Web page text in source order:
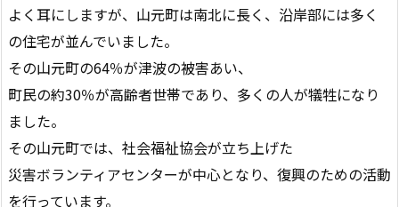
よく耳にしますが、山元町は南北に長く、沿岸部には多く
の住宅が並んでいました。
その山元町の64％が津波の被害あい、
町民の約30％が高齢者世帯であり、多くの人が犠牲になり
ました。
その山元町では、社会福祉協会が立ち上げた
災害ボランティアセンターが中心となり、復興のための活動
を行っています。